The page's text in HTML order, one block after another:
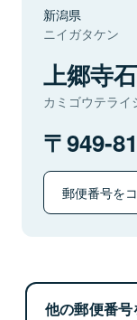
新潟県
ニイガタケン
上郷寺石
カミゴウテライ
949-
郵便番号を
他の郵便番